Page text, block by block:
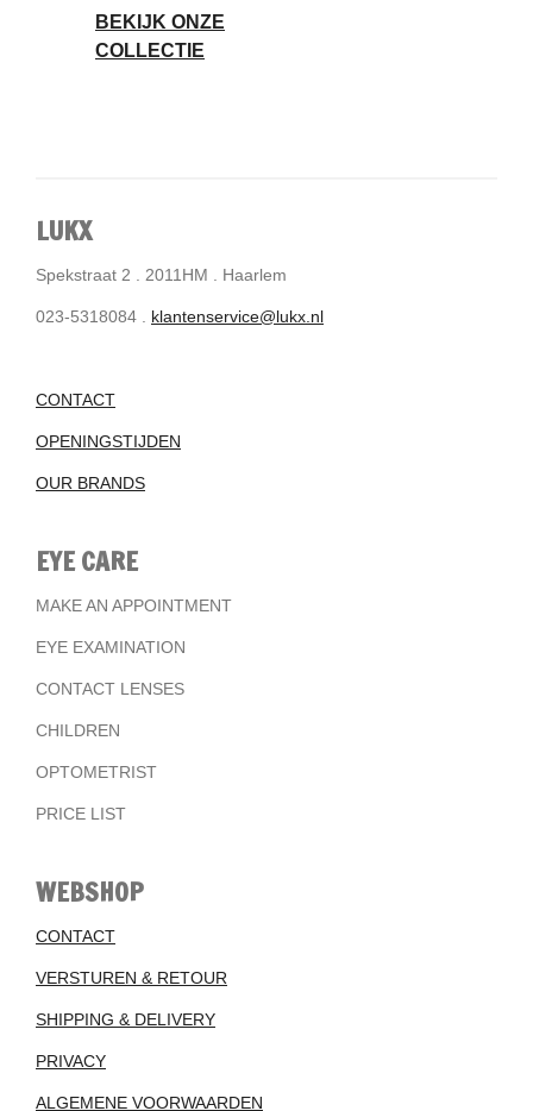
BEKIJK ONZE
COLLECTIE
LUKX
Spekstraat 2 . 2011HM . Haarlem
023-5318084 . klantenservice@lukx.nl
CONTACT
OPENINGSTIJDEN
OUR BRANDS
EYE CARE
MAKE AN APPOINTMENT
EYE EXAMINATION
CONTACT LENSES
CHILDREN
OPTOMETRIST
PRICE LIST
WEBSHOP
CONTACT
VERSTUREN & RETOUR
SHIPPING & DELIVERY
PRIVACY
ALGEMENE VOORWAARDEN